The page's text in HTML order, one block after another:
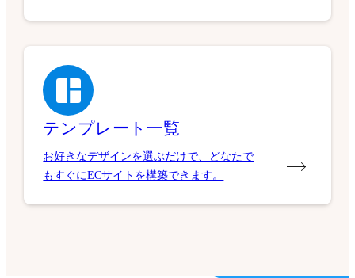
テンプレート一覧
お好きなデザインを選ぶだけで、どなたで
もすぐにECサイトを構築できます。